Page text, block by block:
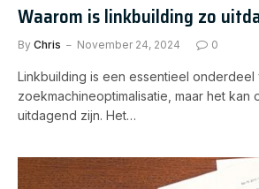
Waarom is linkbuilding zo
By Chris November 24, 2024 0
Linkbuilding is een essentieel onderdeel
zoekmachineoptimalisatie, maar het kan
uitdagend zijn. Het…